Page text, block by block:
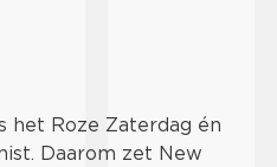
het Roze Zaterdag én
Daarom zet New